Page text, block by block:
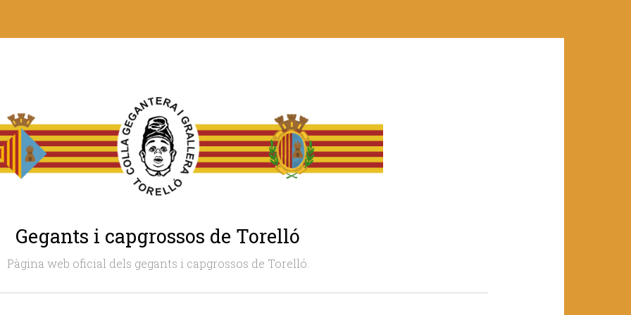
Gegants i capgrossos de Torelló
Pàgina web oficial dels gegants i capgrossos de Torelló.